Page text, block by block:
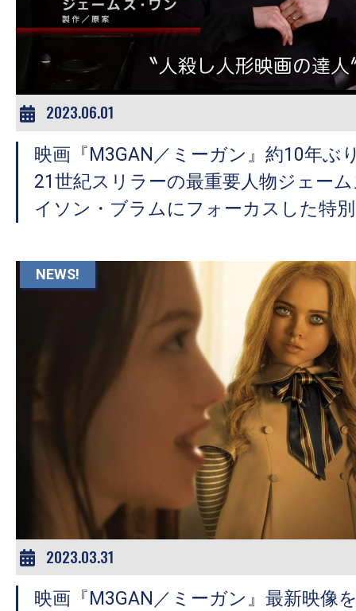
2023.06.01
映画『M3GAN／ミーガン』約10年ぶ
21世紀スリラーの最重要人物ジェー
イソン・ブラムにフォーカスした特
NEWS!
2023.03.31
映画『M3GAN／ミーガン』最新映像